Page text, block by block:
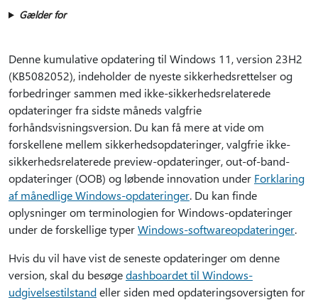
Gælder for
Denne kumulative opdatering til Windows 11, version 23H2
(KB5082052), indeholder de nyeste sikkerhedsrettelser og
forbedringer sammen med ikke-sikkerhedsrelaterede
opdateringer fra sidste måneds valgfrie
forhåndsvisningsversion. Du kan få mere at vide om
forskellene mellem sikkerhedsopdateringer, valgfrie ikke-
sikkerhedsrelaterede preview-opdateringer, out-of-band-
opdateringer (OOB) og løbende innovation under Forklaring
af månedlige Windows-opdateringer. Du kan finde
oplysninger om terminologien for Windows-opdateringer
under de forskellige typerWindows-softwareopdateringer.
Hvis du vil have vist de seneste opdateringer om denne
version, skal du besøgedashboardet til Windows-
udgivelsestilstandeller siden med opdateringsoversigten for